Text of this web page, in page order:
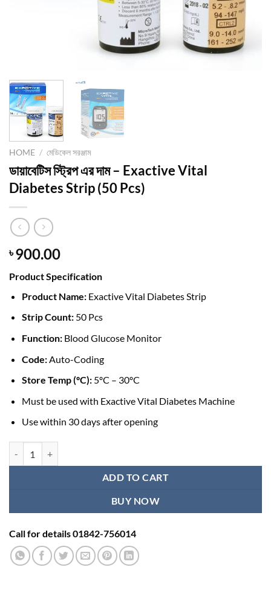
HOME / মেডিকেল সরঞ্জাম
ডায়াবেটিস স্ট্রিপ এর দাম – Exactive Vital
Diabetes Strip (50 Pcs)
৳900.00
Product Specification
Product Name:Exactive Vital Diabetes Strip
Strip Count:50 Pcs
Function:Blood Glucose Monitor
Code:Auto-Coding
Store Temp (ºC):5ºC – 30ºC
Must be used with Exactive Vital Diabetes Machine
Use within 30 days after opening
ADD TO CART
BUY NOW
Call for details 01842-756014